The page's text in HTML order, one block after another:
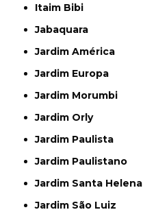
Itaim Bibi
Jabaquara
Jardim América
Jardim Europa
Jardim Morumbi
Jardim Orly
Jardim Paulista
Jardim Paulistano
Jardim Santa Helena
Jardim São Luiz